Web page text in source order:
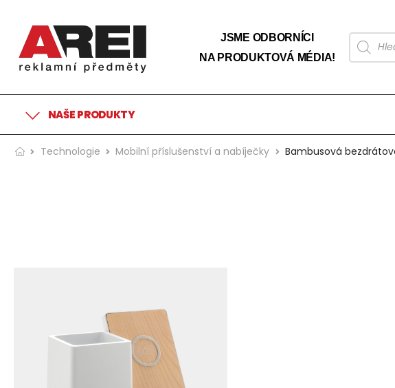
JSME ODBORNÍCI
NA PRODUKTOVÁ MÉDIA!
NAŠE PRODUKTY
Technologie Mobilní příslušenství a nabíječky Bambusová